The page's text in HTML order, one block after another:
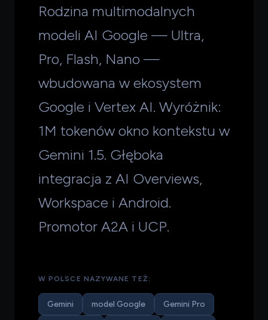
Rodzina multimodalnych
modeli AI Google — Ultra,
Pro, Flash, Nano —
wbudowana w ekosystem
Google i Vertex AI. Wyróżnik:
1M tokenów okno kontekstu w
Gemini 1.5. Głęboka
integracja z AI Overviews,
Workspace i Android.
Promotor A2A i UCP.
W POLSCE NAZYWANE TEŻ:
Gemini model Google Gemini Pro